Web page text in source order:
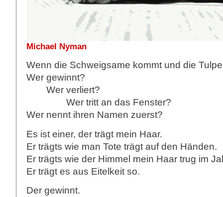
Michael Nyman
Wenn die Schweigsame kommt und die
Wer gewinnt?
Wer verliert?
Wer tritt an das Fenster?
Wer nennt ihren Namen zuerst?
Es ist einer, der trägt mein Haar.
Er trägts wie man Tote trägt auf den Händen.
Er trägts wie der Himmel mein Haar trug im
Er trägt es aus Eitelkeit so.
Der gewinnt.